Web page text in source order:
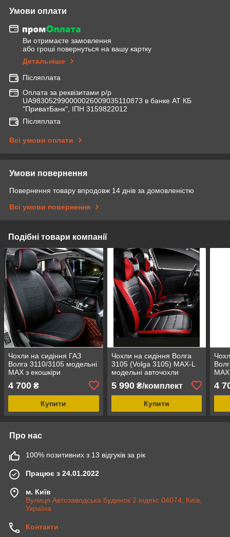
Умови оплати
Ви отримаєте замовлення
або гроші повернуться на вашу картку
Детальніше
Післяплата
Оплата за реквізитами р/р
UA983052990000026009035110873 в банке АТ КБ
"ПриватБанк", ІПН 3159822012
Післяплата
Всі умови оплати
Умови повернення
Повернення товару впродовж 14 днів за домовленістю
Всі умови повернення
Подібні товари компанії
Чохли на сидіння ГАЗ
Волга 3110/3105 модельні
MAX з екошкіри
4 700 ₴
Купити
Чохли на сидіння Волга
3105 (Volga 3105) MAX-L
модельні авточохли
5 990₴/комплект
Купити
4
Про нас
100% позитивних з 13 відгуків за рік
Працює з 24.01.2022
м. Київ
Вулиця Автозаводська будинок 2 індекс 04074, Київ,
Україна
Контакти